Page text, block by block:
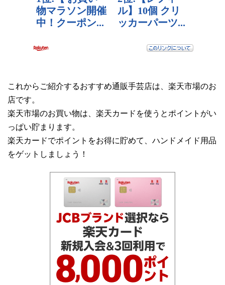
これからご紹介するおすすめ通販手芸店は、楽天市場のお
店です。
楽天市場のお買い物は、楽天カードを使うとポイントがい
っぱい貯まります。
楽天カードでポイントをお得に貯めて、ハンドメイド用品
をゲットしましょう！